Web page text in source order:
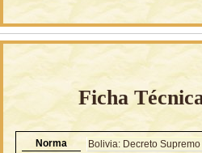
Ficha
Norma
Bolivia: Decreto